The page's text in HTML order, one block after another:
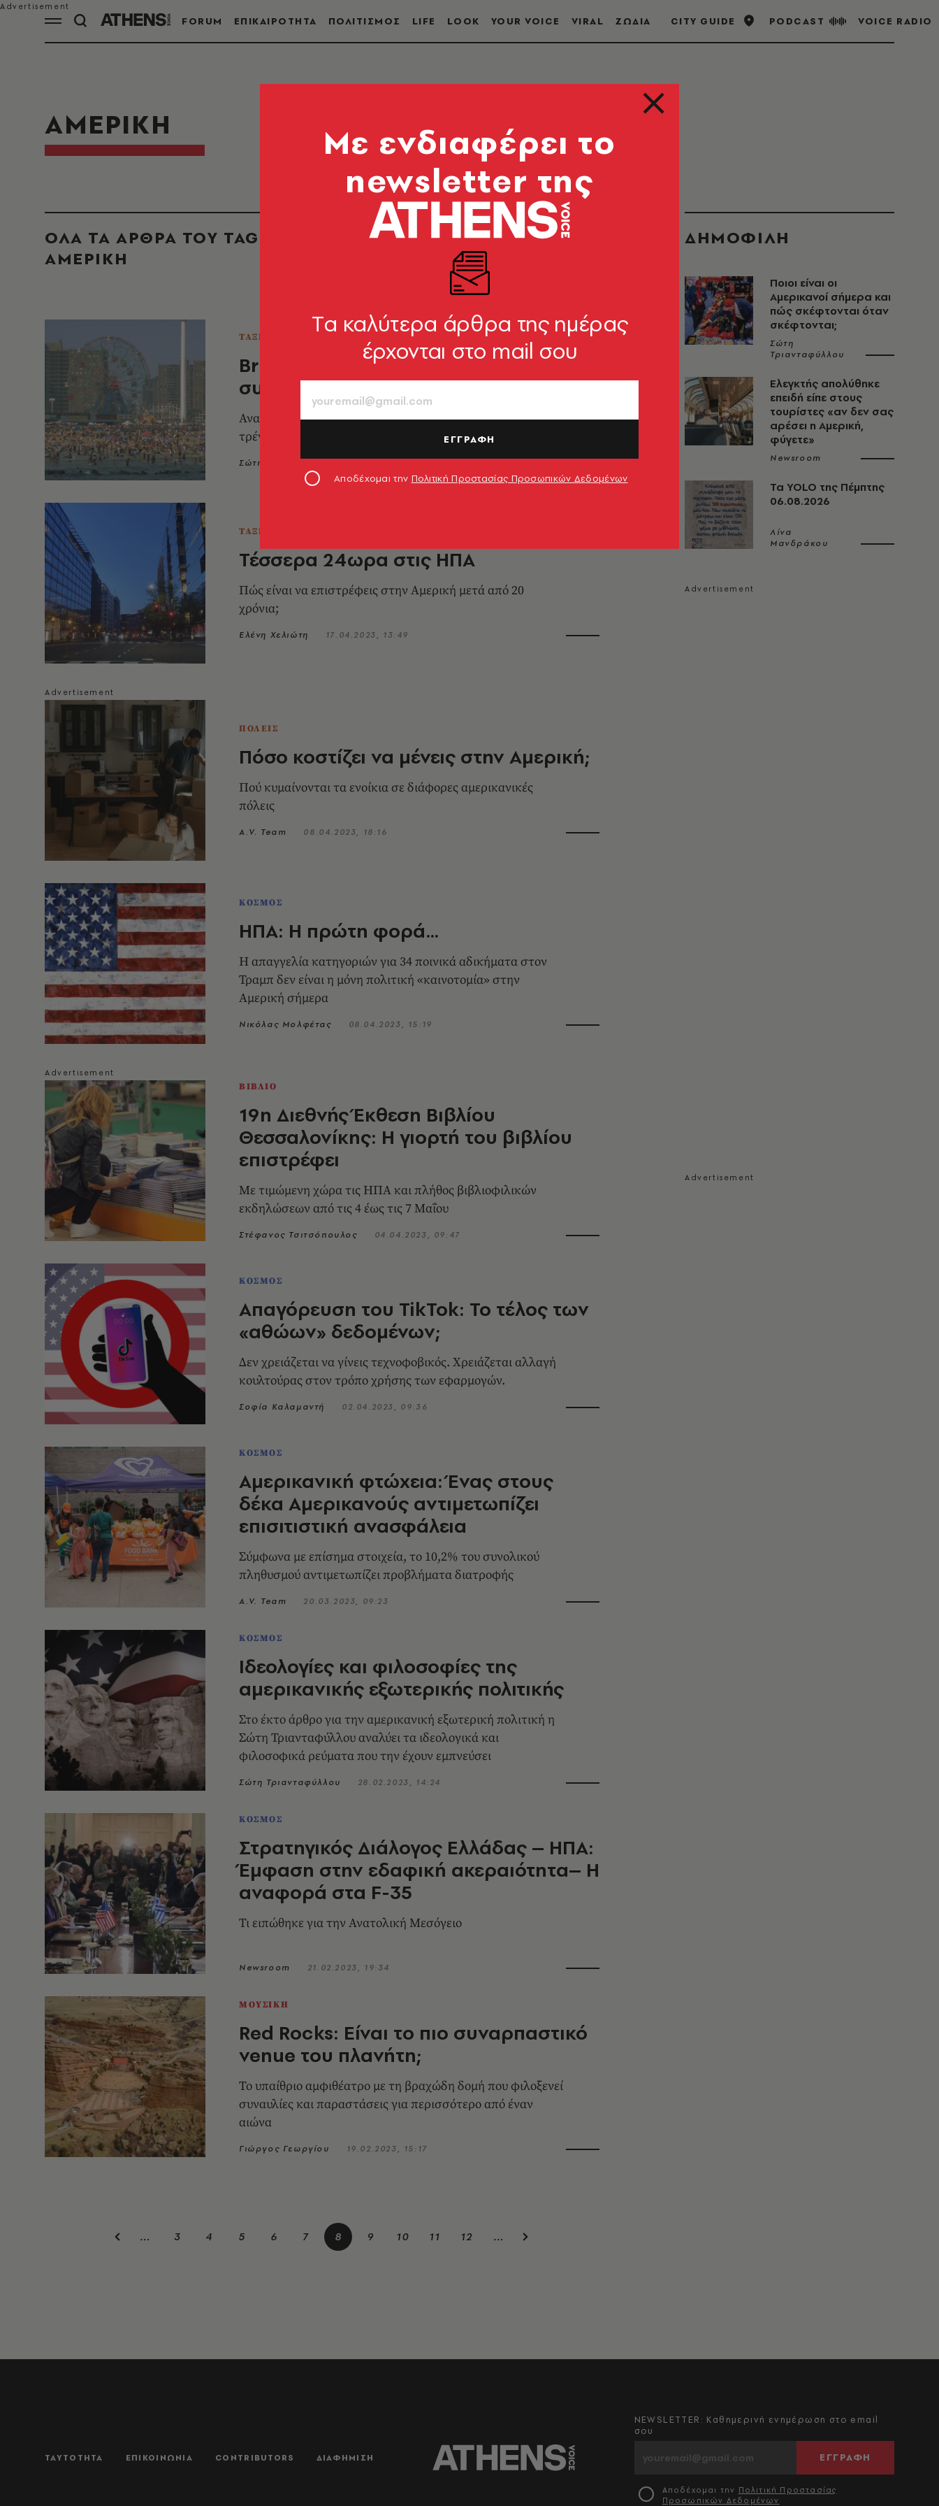
FORUM ΕΠΙΚΑΙΡΟΤΗΤΑ ΠΟΛΙΤΙΣΜΟΣ LIFE LOOK YOUR VOICE VIRAL ΖΩΔΙΑ CITY GUIDE PODCAST VOICE RADIO
ΑΜΕΡΙΚΗ
ΟΛΑ ΤΑ ΑΡΘΡΑ ΤΟΥ TAG
ΑΜΕΡΙΚΗ
ΤΑΞΙΔΙΑ
Brighton Beach, Μπρούκλυν: η
συνοικία της ρωσικής μαφίας
Αναμνήσεις από μια συνοικία στη Νέα Υόρκη: Το εναέριο
τρένο στο Στίλγουελ
Σώτη Τριανταφύλλου
ΤΑΞΙΔΙΑ
Τέσσερα 24ωρα στις ΗΠΑ
Πώς είναι να επιστρέφεις στην Αμερική μετά από 20
χρόνια;
Ελένη Χελιώτη 17.04.2023, 13:49
ΠΟΛΕΙΣ
Πόσο κοστίζει να μένεις στην Αμερική;
Πού κυμαίνονται τα ενοίκια σε διάφορες αμερικανικές
πόλεις
A.V. Team 08.04.2023, 18:16
ΚΟΣΜΟΣ
ΗΠΑ: Η πρώτη φορά…
Η απαγγελία κατηγοριών για 34 ποινικά αδικήματα στον
Τραμπ δεν είναι η μόνη πολιτική «καινοτομία» στην
Αμερική σήμερα
Νικόλας Μολφέτας 08.04.2023, 15:19
ΒΙΒΛΙΟ
19η Διεθνής Έκθεση Βιβλίου
Θεσσαλονίκης: Η γιορτή του βιβλίου
επιστρέφει
Με τιμώμενη χώρα τις ΗΠΑ και πλήθος βιβλιοφιλικών
εκδηλώσεων από τις 4 έως τις 7 Μαΐου
Στέφανος Τσιτσόπουλος 04.04.2023, 09:47
ΚΟΣΜΟΣ
Απαγόρευση του TikTok: Το τέλος των
«αθώων» δεδομένων;
Δεν χρειάζεται να γίνεις τεχνοφοβικός. Χρειάζεται αλλαγή
κουλτούρας στον τρόπο χρήσης των εφαρμογών.
Σοφία Καλαμαντή 02.04.2023, 09:36
ΚΟΣΜΟΣ
Αμερικανική φτώχεια: Ένας στους
δέκα Αμερικανούς αντιμετωπίζει
επισιτιστική ανασφάλεια
Σύμφωνα με επίσημα στοιχεία, το 10,2% του συνολικού
πληθυσμού αντιμετωπίζει προβλήματα διατροφής
A.V. Team 20.03.2023, 09:23
ΚΟΣΜΟΣ
Ιδεολογίες και φιλοσοφίες της
αμερικανικής εξωτερικής πολιτικής
Στο έκτο άρθρο για την αμερικανική εξωτερική πολιτική η
Σώτη Τριανταφύλλου αναλύει τα ιδεολογικά και
φιλοσοφικά ρεύματα που την έχουν εμπνεύσει
Σώτη Τριανταφύλλου 28.02.2023, 14:24
ΚΟΣΜΟΣ
Στρατηγικός Διάλογος Ελλάδας – ΗΠΑ:
Έμφαση στην εδαφική ακεραιότητα– Η
αναφορά στα F-35
Τι ειπώθηκε για την Ανατολική Μεσόγειο
Newsroom 21.02.2023, 19:34
ΜΟΥΣΙΚΗ
Red Rocks: Είναι το πιο συναρπαστικό
venue του πλανήτη;
Το υπαίθριο αμφιθέατρο με τη βραχώδη δομή που φιλοξενεί
συναυλίες και παραστάσεις για περισσότερο από έναν
αιώνα
Γιώργος Γεωργίου 19.02.2023, 15:17
… 3 4 5 6 7 8 9 10 11 12 …
ΔΗΜΟΦΙΛΗ
Ποιοι είναι οι
Αμερικανοί σήμερα και
πώς σκέφτονται όταν
σκέφτονται;
Σώτη
Τριανταφύλλου
Ελεγκτής απολύθηκε
επειδή είπε στους
τουρίστες «αν δεν σας
αρέσει η Αμερική,
φύγετε»
Newsroom
Τα YOLO της Πέμπτης
06.08.2026
Λίνα
Μανδράκου
ΤΑΥΤΟΤΗΤΑ ΕΠΙΚΟΙΝΩΝΙΑ CONTRIBUTORS ΔΙΑΦΗΜΙΣΗ
NEWSLETTER: Καθημερινή ενημέρωση στο email
σου
ΕΓΓΡΑΦΗ
Αποδέχομαι την Πολιτική Προστασίας
Προσωπικών Δεδομένων
Mε ενδιαφέρει το
newsletter της
Tα καλύτερα άρθρα της ημέρας
έρχονται στο mail σου
ΕΓΓΡΑΦΗ
Αποδέχομαι την Πολιτική Προστασίας Προσωπικών Δεδομένων